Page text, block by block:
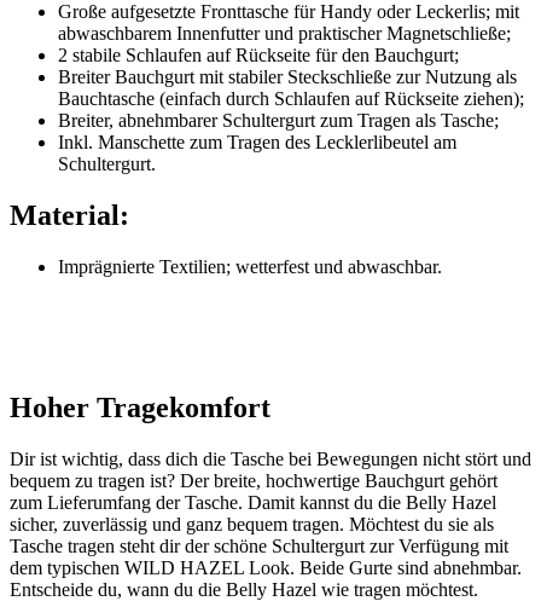
Große aufgesetzte Fronttasche für Handy oder Leckerlis; mit
abwaschbarem Innenfutter und praktischer Magnetschließe;
2 stabile Schlaufen auf Rückseite für den Bauchgurt;
Breiter Bauchgurt mit stabiler Steckschließe zur Nutzung als
Bauchtasche (einfach durch Schlaufen auf Rückseite ziehen);
Breiter, abnehmbarer Schultergurt zum Tragen als Tasche;
Inkl. Manschette zum Tragen des Lecklerlibeutel am
Schultergurt.
Material:
Imprägnierte Textilien; wetterfest und abwaschbar.
Hoher Tragekomfort
Dir ist wichtig, dass dich die Tasche bei Bewegungen nicht stört und
bequem zu tragen ist? Der breite, hochwertige Bauchgurt gehört
zum Lieferumfang der Tasche. Damit kannst du die Belly Hazel
sicher, zuverlässig und ganz bequem tragen. Möchtest du sie als
Tasche tragen steht dir der schöne Schultergurt zur Verfügung mit
dem typischen WILD HAZEL Look. Beide Gurte sind abnehmbar.
Entscheide du, wann du die Belly Hazel wie tragen möchtest.